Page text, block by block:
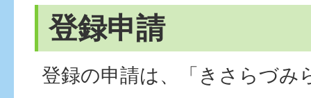
登録申請
登録の申請は、「きさらづみ